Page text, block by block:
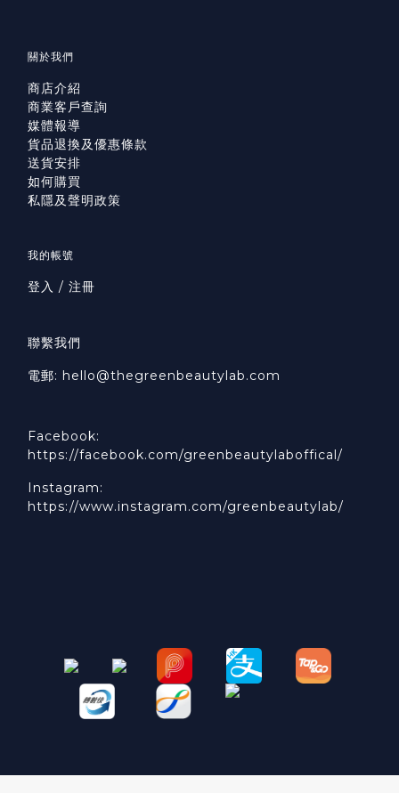
關於我們
商店介紹
商業客戶查詢
媒體報導
貨品退換及優惠條款
送貨安排
如何購買
私隱及聲明政策
我的帳號
登入 / 注冊
聯繫我們
電郵: hello@thegreenbeautylab.com
Facebook:
https://facebook.com/greenbeautylaboffical/
Instagram:
https://www.instagram.com/greenbeautylab/